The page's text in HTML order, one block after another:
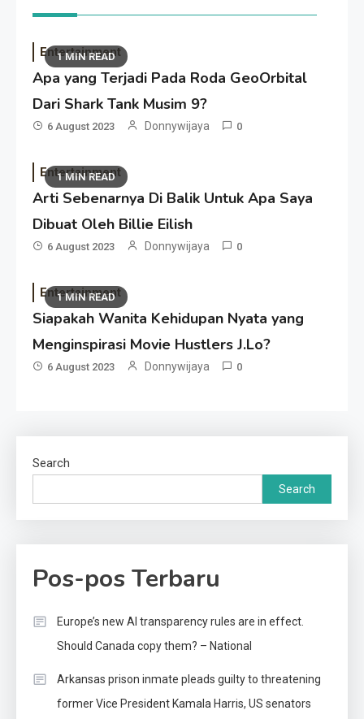
1 MIN READ
Entertainment
Apa yang Terjadi Pada Roda GeoOrbital
Dari Shark Tank Musim 9?
6 August 2023 Donnywijaya 0
1 MIN READ
Entertainment
Arti Sebenarnya Di Balik Untuk Apa Saya
Dibuat Oleh Billie Eilish
6 August 2023 Donnywijaya 0
1 MIN READ
Entertainment
Siapakah Wanita Kehidupan Nyata yang
Menginspirasi Movie Hustlers J.Lo?
6 August 2023 Donnywijaya 0
Search
Search
Pos-pos Terbaru
Europe’s new AI transparency rules are in effect.
Should Canada copy them? – National
Arkansas prison inmate pleads guilty to threatening
former Vice President Kamala Harris, US senators